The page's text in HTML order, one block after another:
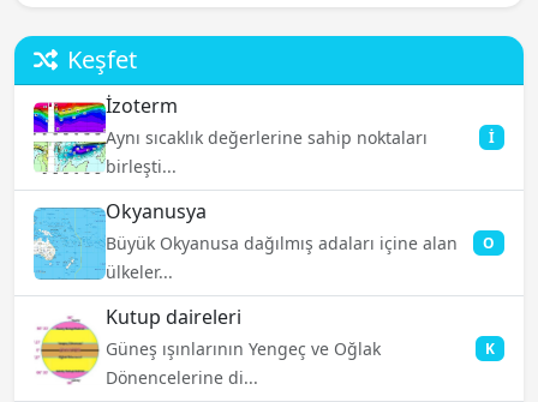
Keşfet
İzoterm
Aynı sıcaklık değerlerine sahip noktaları
birleşti...
İ
Okyanusya
Büyük Okyanusa dağılmış adaları içine alan
ülkeler...
O
Kutup daireleri
Güneş ışınlarının Yengeç ve Oğlak
Dönencelerine di...
K